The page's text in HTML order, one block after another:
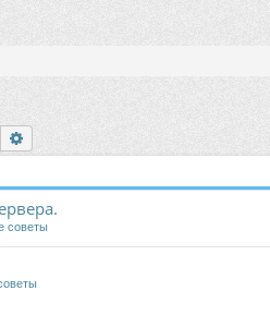
Поиск
советы